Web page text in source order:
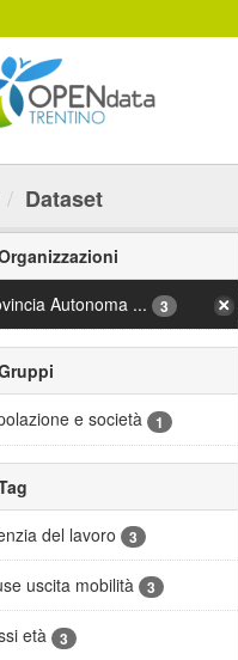
Dataset
Autonoma ...
3
e società
1
del lavoro
3
uscita mobilità 3
età 3